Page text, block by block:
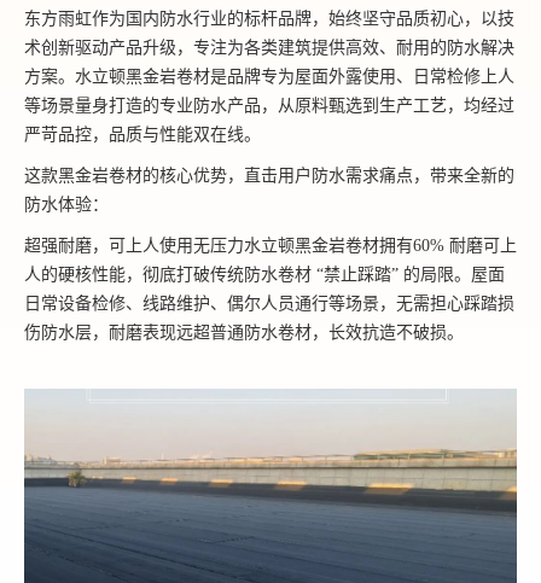
东方雨虹作为国内防水行业的标杆品牌，始终坚守品质初心，以技
术创新驱动产品升级，专注为各类建筑提供高效、耐用的防水解决
方案。水立顿黑金岩卷材是品牌专为屋面外露使用、日常检修上人
等场景量身打造的专业防水产品，从原料甄选到生产工艺，均经过
严苛品控，品质与性能双在线。
这款黑金岩卷材的核心优势，直击用户防水需求痛点，带来全新的
防水体验：
超强耐磨，可上人使用无压力水立顿黑金岩卷材拥有60% 耐磨可上
人的硬核性能，彻底打破传统防水卷材 “禁止踩踏” 的局限。屋面
日常设备检修、线路维护、偶尔人员通行等场景，无需担心踩踏损
伤防水层，耐磨表现远超普通防水卷材，长效抗造不破损。